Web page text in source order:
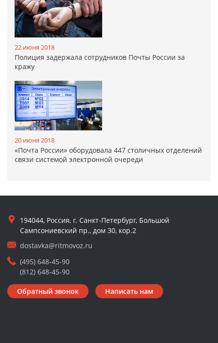
22 июня 2018
Полиция задержала сотрудников Почты России за
кражу
20 июня 2018
«Почта России» оборудовала 447 столичных отделений
связи системой электронной очереди
194044, Россия, г. Санкт-Петербург, Большой
Сампсониевский пр., дом 30, кор.2
dostavka@ritmovoz.ru
(495) 648-45-90
(812) 648-45-90
Обратный звонок Написать нам